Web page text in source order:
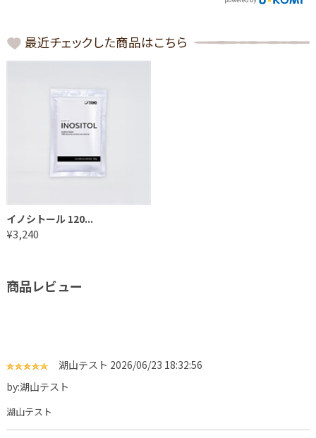
最近チェックした商品はこちら
イノシトール 120...
¥3,240
商品レビュー
湖山テスト 2026/06/23 18:32:56
by:湖山テスト
湖山テスト